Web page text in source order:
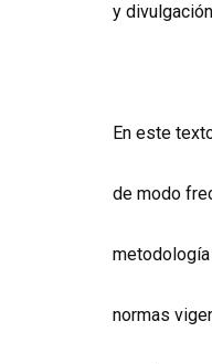
y
En este
de modo
normas